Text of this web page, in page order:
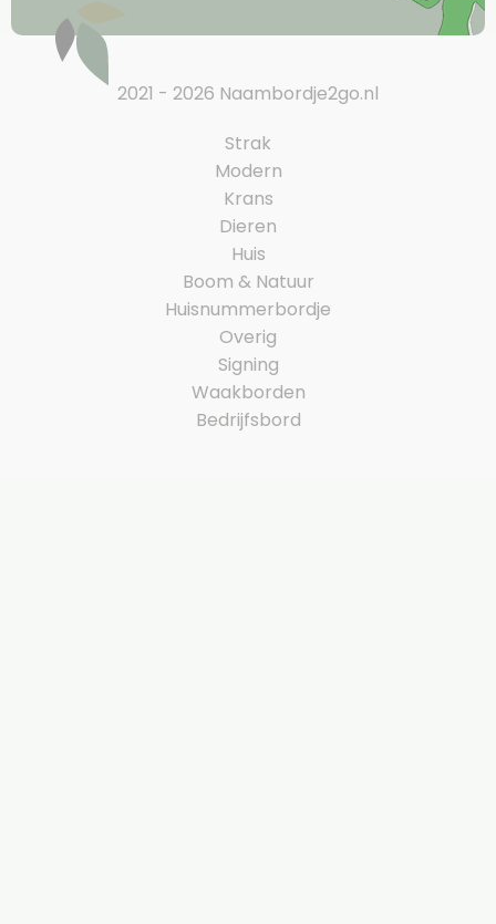
2021 - 2026 Naambordje2go.nl
Strak
Modern
Krans
Dieren
Huis
Boom & Natuur
Huisnummerbordje
Overig
Signing
Waakborden
Bedrijfsbord